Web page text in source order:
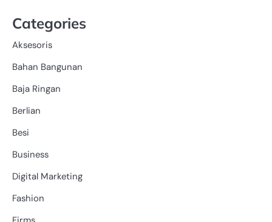
Categories
Aksesoris
Bahan Bangunan
Baja Ringan
Berlian
Besi
Business
Digital Marketing
Fashion